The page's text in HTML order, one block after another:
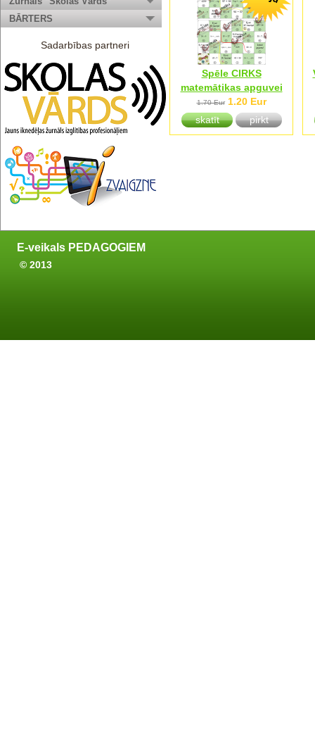
BĀRTERS
Sadarbības partneri
Spēle CIRKS
matemātikas apguvei
1.70 Eur 1.20 Eur
skatīt
pirkt
E-veikals PEDAGOGIEM
© 2013